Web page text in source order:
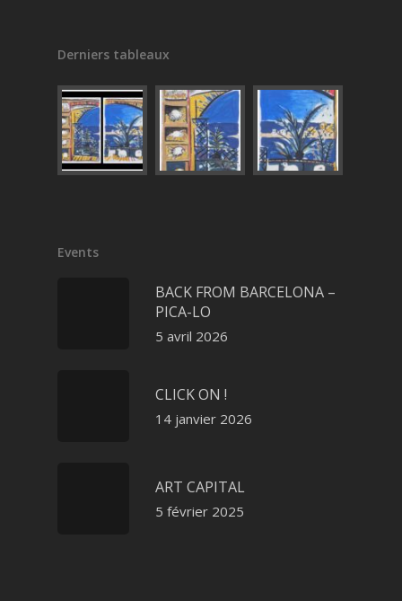
Derniers tableaux
Events
BACK FROM BARCELONA –
PICA-LO
5 avril 2026
CLICK ON !
14 janvier 2026
ART CAPITAL
5 février 2025